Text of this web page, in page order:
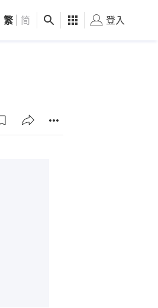
觀點 健康 好食玩飛
繁 简 登入